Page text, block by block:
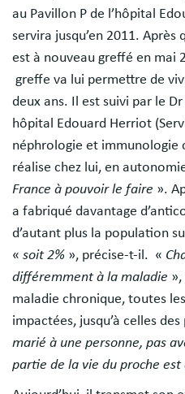
au Pavillon P de l’hôpital
servira jusqu’en 2011. Après
est à nouveau greffé en mai
greffe va lui permettre de
deux ans. Il est suivi par le
hôpital Edouard Herriot
néphrologie et immunologie
réalise chez lui, en
France à pouvoir le faire ».
a fabriqué davantage
d’autant plus la population
« soit 2% », précise-t-il. «
différemment à la maladie
maladie chronique, toutes
impactées, jusqu’à celles
marié à une personne, pas
partie de la vie du proche